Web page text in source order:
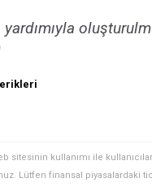
yardımıyla
sitesinin kullanımı ile
Lütfen finansal piyasalardaki